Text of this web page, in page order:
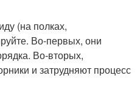
(на полках,
Во-первых, они
Во-вторых,
и затрудняют процесс